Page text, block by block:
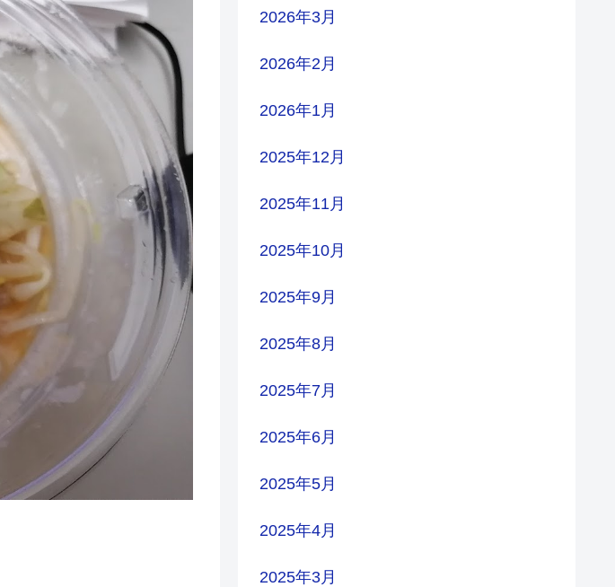
2026年3月
2026年2月
2026年1月
2025年12月
2025年11月
2025年10月
2025年9月
2025年8月
2025年7月
2025年6月
2025年5月
2025年4月
2025年3月